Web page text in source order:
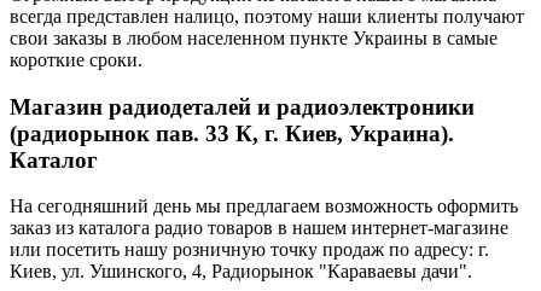
всегда представлен налицо, поэтому наши клиенты получают
свои заказы в любом населенном пункте Украины в самые
короткие сроки.
Магазин радиодеталей и радиоэлектроники
(радиорынок пав. 33 К, г. Киев, Украина).
Каталог
На сегодняшний день мы предлагаем возможность оформить
заказ из каталога радио товаров в нашем интернет-магазине
или посетить нашу розничную точку продаж по адресу: г.
Киев, ул. Ушинского, 4, Радиорынок "Караваевы дачи".